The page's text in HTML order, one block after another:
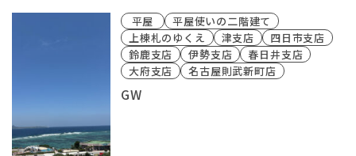
平屋
平屋使いの二階建て
上棟札のゆくえ
津支店
四日市支店
鈴鹿支店
伊勢支店
春日井支店
大府支店
名古屋則武新町店
GW